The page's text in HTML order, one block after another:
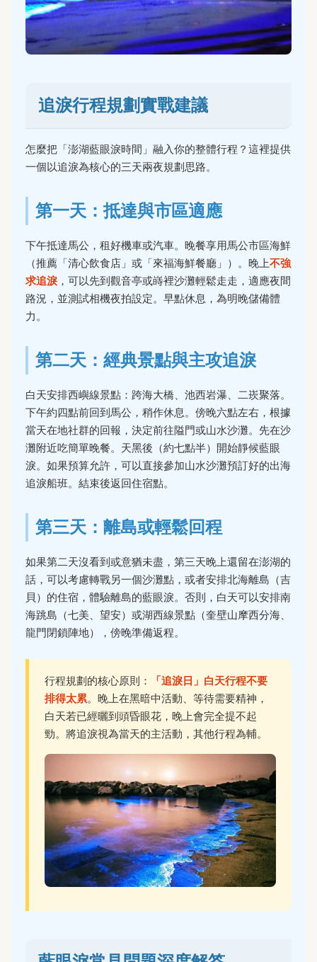
追淚行程規劃實戰建議
怎麼把「澎湖藍眼淚時間」融入你的整體行程？這裡提供
一個以追淚為核心的三天兩夜規劃思路。
第一天：抵達與市區適應
下午抵達馬公，租好機車或汽車。晚餐享用馬公市區海鮮
（推薦「清心飲食店」或「來福海鮮餐廳」）。晚上不強
求追淚 ，可以先到觀音亭或嵵裡沙灘輕鬆走走，適應夜間
路況，並測試相機夜拍設定。早點休息，為明晚儲備體
力。
第二天：經典景點與主攻追淚
白天安排西嶼線景點：跨海大橋、池西岩瀑、二崁聚落。
下午約四點前回到馬公，稍作休息。傍晚六點左右，根據
當天在地社群的回報，決定前往隘門或山水沙灘。先在沙
灘附近吃簡單晚餐。天黑後（約七點半）開始靜候藍眼
淚。如果預算允許，可以直接參加山水沙灘預訂好的出海
追淚船班。結束後返回住宿點。
第三天：離島或輕鬆回程
如果第二天沒看到或意猶未盡，第三天晚上還留在澎湖的
話，可以考慮轉戰另一個沙灘點，或者安排北海離島（吉
貝）的住宿，體驗離島的藍眼淚。否則，白天可以安排南
海跳島（七美、望安）或湖西線景點（奎壁山摩西分海、
龍門閉鎖陣地），傍晚準備返程。
行程規劃的核心原則：
「追淚日」白天行程不要
排得太累。晚上在黑暗中活動、等待需要精神，
白天若已經曬到頭昏眼花，晚上會完全提不起
勁。將追淚視為當天的主活動，其他行程為輔。